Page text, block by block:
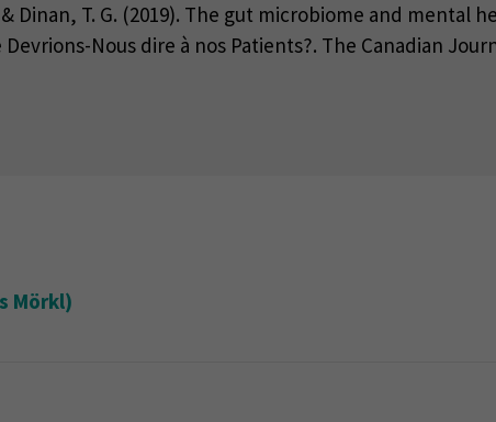
Dinan, T. G. (2019). The gut microbiome and
Nous dire à nos Patients?. The Canadian
Mörkl)